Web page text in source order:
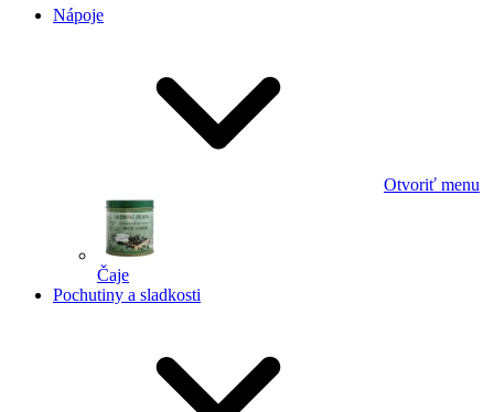
Nápoje
Otvoriť menu
Čaje
Pochutiny a sladkosti